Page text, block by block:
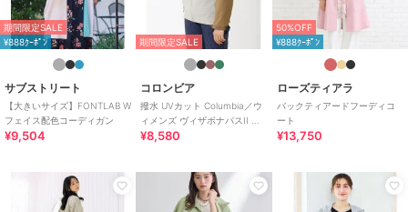
その他アウター・ジャケット
カラー ブラック(00)、ベージュ(22)
サイズ
素材
表地ナイロン100% 裏地ポリエス
テル100%
商品のお取り扱い方法
アウター・ジャケット・コート
プリント柄
期間限定SALE
¥888ｸｰﾎﾟﾝ
サブストリート
【大きいサイズ】FONTLAB W
フェイス配色コーディガン
¥9,504
期間限定SALE
コロンビア
撥水 UVカット Columbia／ウ
ィメンズ ヴィザボナパスII ジ
ャケット／コロンビア
¥8,580
50%OFF
¥888ｸｰﾎﾟﾝ
ローズティアラ
バックティアードフーディコ
ート
¥13,750